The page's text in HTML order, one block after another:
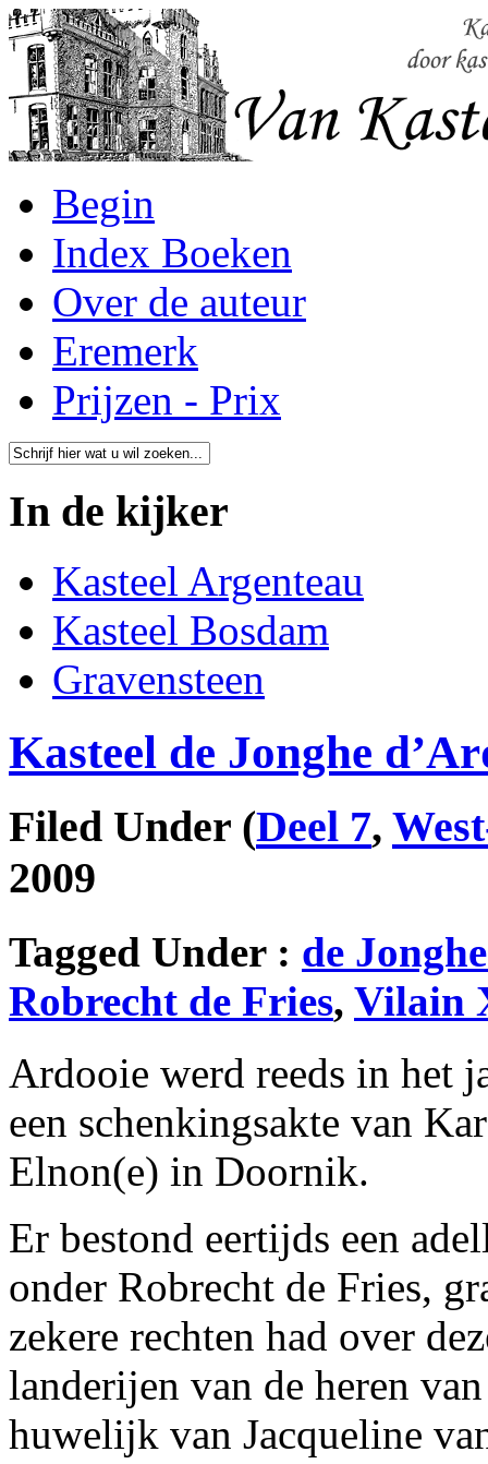
Begin
Index Boeken
Over de auteur
Eremerk
Prijzen - Prix
In de kijker
Kasteel Argenteau
Kasteel Bosdam
Gravensteen
Kasteel de Jonghe
Filed Under (Deel 7,
2009
Tagged Under : de
Robrecht de Fries, Vilain
Ardooie werd reeds in het
een schenkingsakte van
Elnon(e) in Doornik.
Er bestond eertijds een
onder Robrecht de Fries,
zekere rechten had over
landerijen van de heren
huwelijk van Jacqueline